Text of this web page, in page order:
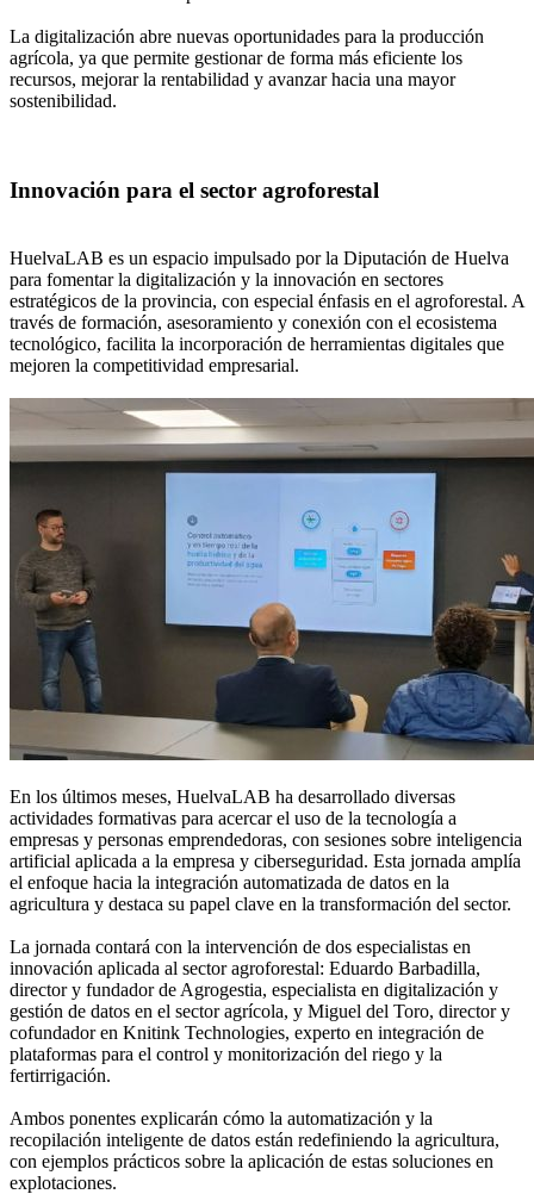
La digitalización abre nuevas oportunidades para la producción
agrícola, ya que permite gestionar de forma más eficiente los
recursos, mejorar la rentabilidad y avanzar hacia una mayor
sostenibilidad.
Innovación para el sector agroforestal
HuelvaLAB es un espacio impulsado por la Diputación de Huelva
para fomentar la digitalización y la innovación en sectores
estratégicos de la provincia, con especial énfasis en el agroforestal. A
través de formación, asesoramiento y conexión con el ecosistema
tecnológico, facilita la incorporación de herramientas digitales que
mejoren la competitividad empresarial.
En los últimos meses, HuelvaLAB ha desarrollado diversas
actividades formativas para acercar el uso de la tecnología a
empresas y personas emprendedoras, con sesiones sobre inteligencia
artificial aplicada a la empresa y ciberseguridad. Esta jornada amplía
el enfoque hacia la integración automatizada de datos en la
agricultura y destaca su papel clave en la transformación del sector.
La jornada contará con la intervención de dos especialistas en
innovación aplicada al sector agroforestal: Eduardo Barbadilla,
director y fundador de Agrogestia, especialista en digitalización y
gestión de datos en el sector agrícola, y Miguel del Toro, director y
cofundador en Knitink Technologies, experto en integración de
plataformas para el control y monitorización del riego y la
fertirrigación.
Ambos ponentes explicarán cómo la automatización y la
recopilación inteligente de datos están redefiniendo la agricultura,
con ejemplos prácticos sobre la aplicación de estas soluciones en
explotaciones.